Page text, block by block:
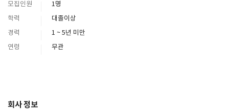
모집인원
1명
학력
대졸이상
경력
1 ~ 5년 미만
연령
무관
회사 정보